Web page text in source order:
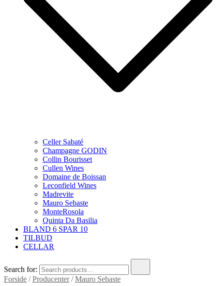
Celler Sabaté
Champagne GODIN
Collin Bourisset
Cullen Wines
Domaine de Boissan
Leconfield Wines
Madrevite
Mauro Sebaste
MonteRosola
Quinta Da Basilia
BLAND 6 SPAR 10
TILBUD
CELLAR
Search for:
Forside /Producenter/Mauro Sebaste